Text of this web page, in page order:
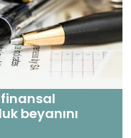
finansal
beyanını